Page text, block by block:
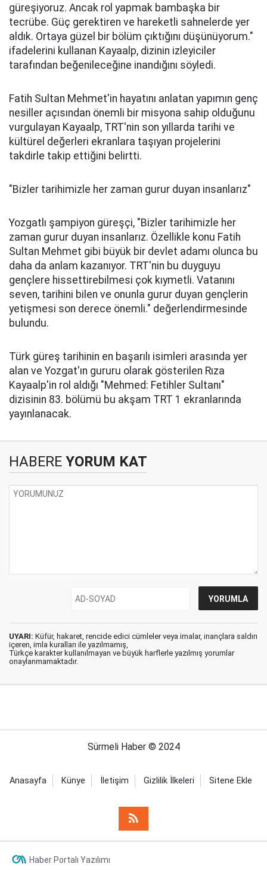
güreşiyoruz. Ancak rol yapmak bambaşka bir
tecrübe. Güç gerektiren ve hareketli sahnelerde yer
aldık. Ortaya güzel bir bölüm çıktığını düşünüyorum."
ifadelerini kullanan Kayaalp, dizinin izleyiciler
tarafından beğenileceğine inandığını söyledi.
Fatih Sultan Mehmet'in hayatını anlatan yapımın genç
nesiller açısından önemli bir misyona sahip olduğunu
vurgulayan Kayaalp, TRT'nin son yıllarda tarihi ve
kültürel değerleri ekranlara taşıyan projelerini
takdirle takip ettiğini belirtti.
"Bizler tarihimizle her zaman gurur duyan insanlarız"
Yozgatlı şampiyon güreşçi, "Bizler tarihimizle her
zaman gurur duyan insanlarız. Özellikle konu Fatih
Sultan Mehmet gibi büyük bir devlet adamı olunca bu
daha da anlam kazanıyor. TRT'nin bu duyguyu
gençlere hissettirebilmesi çok kıymetli. Vatanını
seven, tarihini bilen ve onunla gurur duyan gençlerin
yetişmesi son derece önemli." değerlendirmesinde
bulundu.
Türk güreş tarihinin en başarılı isimleri arasında yer
alan ve Yozgat'ın gururu olarak gösterilen Rıza
Kayaalp'in rol aldığı "Mehmed: Fetihler Sultanı"
dizisinin 83. bölümü bu akşam TRT 1 ekranlarında
yayınlanacak.
HABERE YORUM KAT
UYARI: Küfür, hakaret, rencide edici cümleler veya imalar, inançlara saldırı
içeren, imla kuralları ile yazılmamış,
Türkçe karakter kullanılmayan ve büyük harflerle yazılmış yorumlar
onaylanmamaktadır.
Sürmeli Haber © 2024
Anasayfa Künye İletişim Gizlilik İlkeleri Sitene Ekle
Haber Portalı Yazılımı